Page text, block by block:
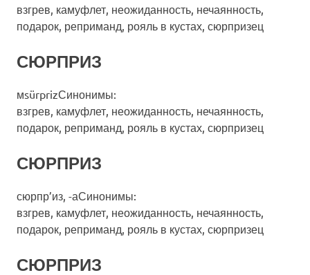
взгрев, камуфлет, неожиданность, нечаянность,
подарок, реприманд, рояль в кустах, сюрпризец
СЮРПРИЗ
мsürprizСинонимы:
взгрев, камуфлет, неожиданность, нечаянность,
подарок, реприманд, рояль в кустах, сюрпризец
СЮРПРИЗ
сюрпр’из, -аСинонимы:
взгрев, камуфлет, неожиданность, нечаянность,
подарок, реприманд, рояль в кустах, сюрпризец
СЮРПРИЗ